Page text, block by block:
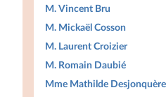
M. Vincent Bru
M. Mickaël Cosson
M. Laurent Croizier
M. Romain Daubié
Mme Mathilde